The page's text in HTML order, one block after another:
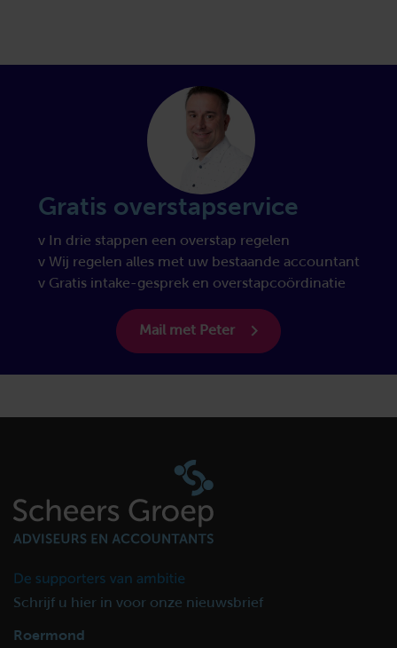
Gratis overstapservice
v In drie stappen een overstap regelen
v Wij regelen alles met uw bestaande accountant
v Gratis intake-gesprek en overstapcoördinatie
Mail met Peter
Schrijf u hier in voor onze nieuwsbrief
Roermond